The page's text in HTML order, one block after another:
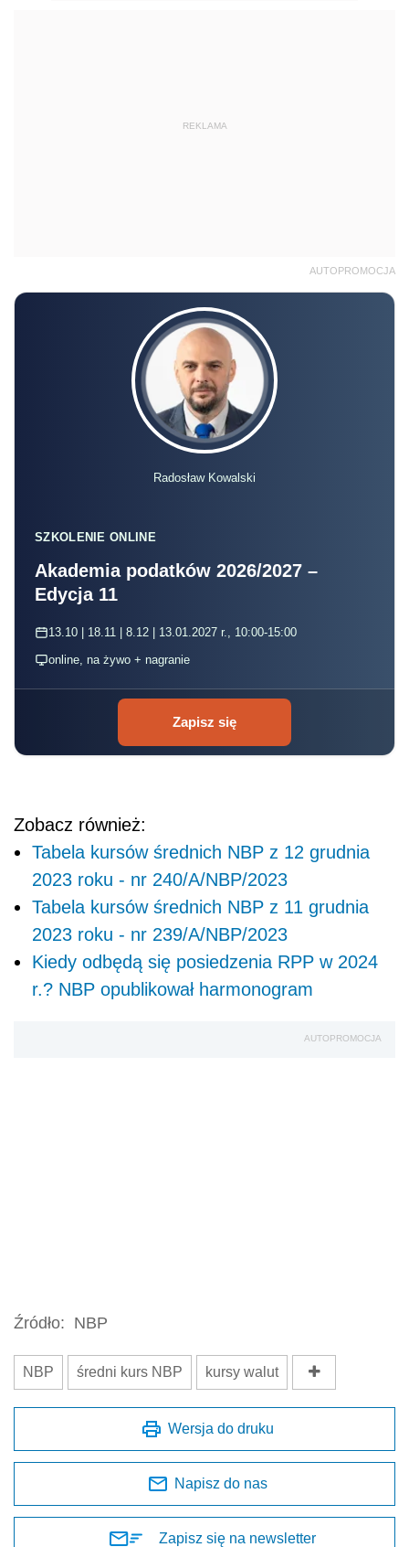
REKLAMA
AUTOPROMOCJA
Radosław Kowalski
SZKOLENIE ONLINE
Akademia podatków 2026/2027 –
Edycja 11
13.10 | 18.11 | 8.12 | 13.01.2027 r., 10:00-15:00
online, na żywo + nagranie
Zapisz się
Zobacz również:
Tabela kursów średnich NBP z 12 grudnia
2023 roku - nr 240/A/NBP/2023
Tabela kursów średnich NBP z 11 grudnia
2023 roku - nr 239/A/NBP/2023
Kiedy odbędą się posiedzenia RPP w 2024
r.? NBP opublikował harmonogram
AUTOPROMOCJA
Źródło: NBP
NBP średni kurs NBP kursy walut
Wersja do druku
Napisz do nas
Zapisz się na newsletter